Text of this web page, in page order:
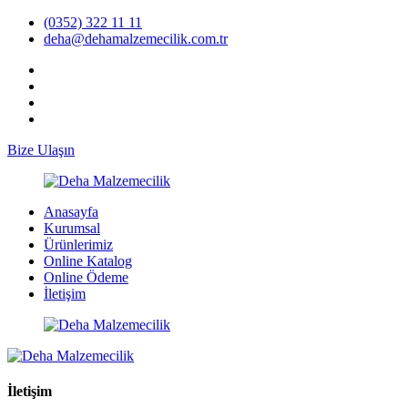
(0352) 322 11 11
deha@dehamalzemecilik.com.tr
Bize Ulaşın
Anasayfa
Kurumsal
Ürünlerimiz
Online Katalog
Online Ödeme
İletişim
İletişim